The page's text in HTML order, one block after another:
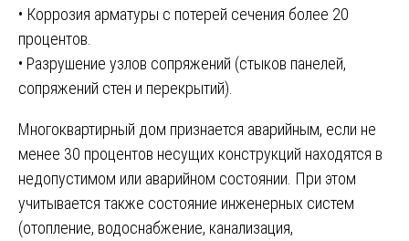
• Коррозия арматуры с потерей сечения более 20
процентов.
• Разрушение узлов сопряжений (стыков панелей,
сопряжений стен и перекрытий).
Многоквартирный дом признается аварийным, если не
менее 30 процентов несущих конструкций находятся в
недопустимом или аварийном состоянии. При этом
учитывается также состояние инженерных систем
(отопление, водоснабжение, канализация,